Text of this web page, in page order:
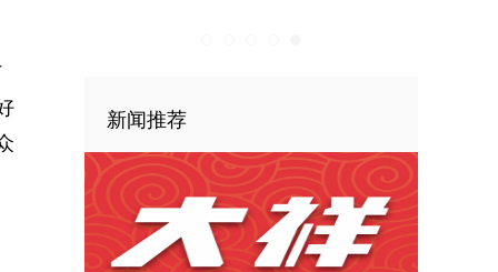
新闻推荐